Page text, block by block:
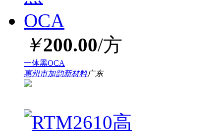
￥200.00/方
一体黑OCA
惠州市加韵新材料广东